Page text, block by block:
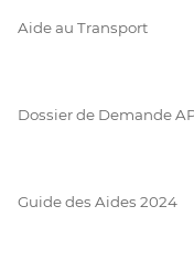
Aide au Transport
Dossier de Demande
Guide des Aides 2024